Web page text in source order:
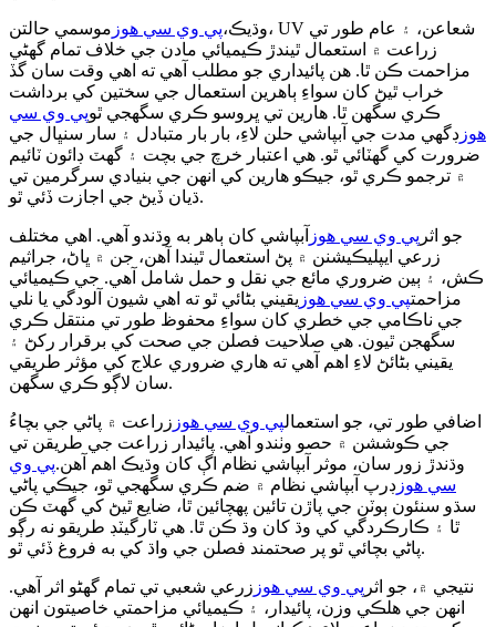
وڌيڪ،پي وي سي هوز موسمي حالتن، UV شعاعن، ۽ عام طور تي
زراعت ۾ استعمال ٿيندڙ ڪيميائي مادن جي خلاف تمام گهڻي
مزاحمت ڪن ٿا. هن پائيداري جو مطلب آهي ته اهي وقت سان گڏ
خراب ٿيڻ کان سواءِ ٻاهرين استعمال جي سختين کي برداشت
ڪري سگهن ٿا. هارين تي ڀروسو ڪري سگهجي ٿوپي وي سي
هوز ڊگهي مدت جي آبپاشي حلن لاءِ، بار بار متبادل ۽ سار سنڀال جي
ضرورت کي گهٽائي ٿو. هي اعتبار خرچ جي بچت ۽ گهٽ ڊائون ٽائيم
۾ ترجمو ڪري ٿو، جيڪو هارين کي انهن جي بنيادي سرگرمين تي
ڌيان ڏيڻ جي اجازت ڏئي ٿو.
جو اثر پي وي سي هوز آبپاشي کان ٻاهر به وڌندو آهي. اهي مختلف
زرعي ايپليڪيشنن ۾ پڻ استعمال ٿيندا آهن، جن ۾ ڀاڻ، جراثيم
ڪش، ۽ ٻين ضروري مائع جي نقل و حمل شامل آهي. جي ڪيميائي
مزاحمتپي وي سي هوز يقيني بڻائي ٿو ته اهي شيون آلودگي يا نلي
جي ناڪامي جي خطري کان سواءِ محفوظ طور تي منتقل ڪري
سگهجن ٿيون. هي صلاحيت فصلن جي صحت کي برقرار رکڻ ۽
يقيني بڻائڻ لاءِ اهم آهي ته هاري ضروري علاج کي مؤثر طريقي
سان لاڳو ڪري سگهن.
اضافي طور تي، جو استعمالپي وي سي هوز زراعت ۾ پاڻي جي بچاءُ
جي ڪوششن ۾ حصو وٺندو آهي. پائيدار زراعت جي طريقن تي
وڌندڙ زور سان، موثر آبپاشي نظام اڳ کان وڌيڪ اهم آهن.پي وي
سي هوز ڊرپ آبپاشي نظام ۾ ضم ڪري سگهجي ٿو، جيڪي پاڻي
سڌو سنئون ٻوٽن جي پاڙن تائين پهچائين ٿا، ضايع ٿيڻ کي گهٽ ڪن
ٿا ۽ ڪارڪردگي کي وڌ کان وڌ ڪن ٿا. هي ٽارگيٽڊ طريقو نه رڳو
پاڻي بچائي ٿو پر صحتمند فصلن جي واڌ کي به فروغ ڏئي ٿو.
نتيجي ۾، جو اثر پي وي سي هوز زرعي شعبي تي تمام گهڻو اثر آهي.
انهن جي هلڪي وزن، پائيدار، ۽ ڪيميائي مزاحمتي خاصيتون انهن